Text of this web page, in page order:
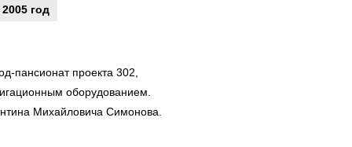
2005 год
пансионат проекта 302,
оборудованием.
Михайловича Симонова.